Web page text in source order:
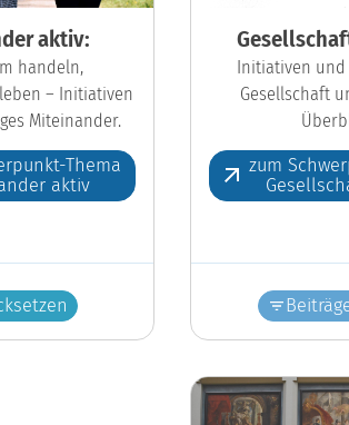
aktiv:
handeln,
– Initiativen
Miteinander.
Thema
aktiv
Initiativen und
Gesellschaft
zum